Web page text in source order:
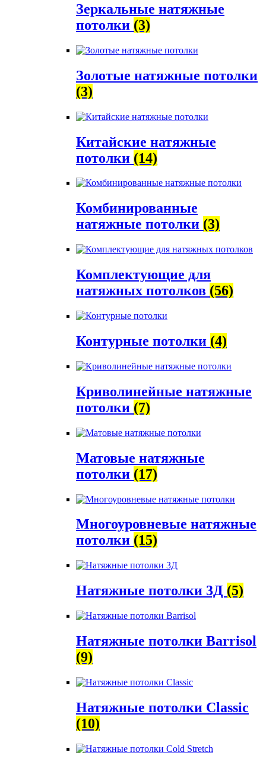
Зеркальные натяжные
потолки (3)
Золотые натяжные потолки
(3)
Китайские натяжные
потолки (14)
Комбинированные
натяжные потолки (3)
Комплектующие для
натяжных потолков (56)
Контурные потолки (4)
Криволинейные натяжные
потолки (7)
Матовые натяжные
потолки (17)
Многоуровневые натяжные
потолки (15)
Натяжные потолки 3Д (5)
Натяжные потолки Barrisol
(9)
Натяжные потолки Classic
(10)